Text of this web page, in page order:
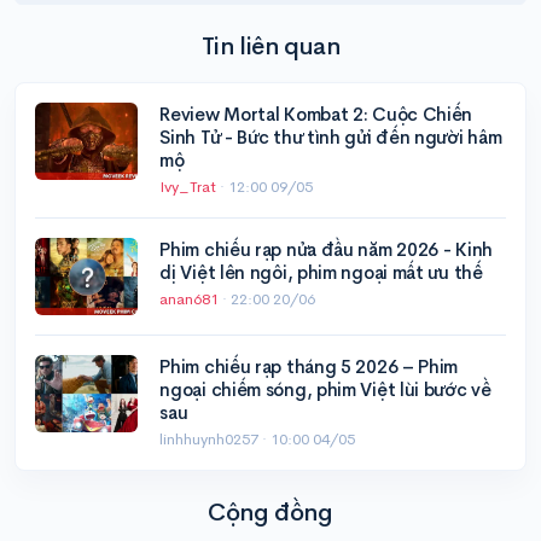
Tin liên quan
Review Mortal Kombat 2: Cuộc Chiến
Sinh Tử - Bức thư tình gửi đến người hâm
mộ
Ivy_Trat · 12:00 09/05
Phim chiếu rạp nửa đầu năm 2026 - Kinh
dị Việt lên ngôi, phim ngoại mất ưu thế
anan681 · 22:00 20/06
Phim chiếu rạp tháng 5 2026 – Phim
ngoại chiếm sóng, phim Việt lùi bước về
sau
linhhuynh0257 · 10:00 04/05
Cộng đồng